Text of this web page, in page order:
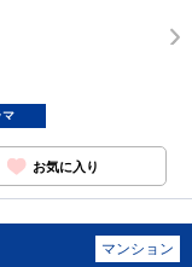
マ
お気に入り
マンション